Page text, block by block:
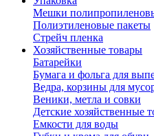
Мешки
Полиэтиленовые пакеты
Стрейч пленка
Хозяйственные товары
Батарейки
Бумага и фольга для
Ведра, корзины для
Веники, метла и совки
Детские хозяйственные
Емкости для воды